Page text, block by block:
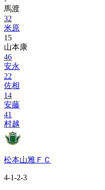
馬渡
32
米原
15
山本康
46
安永
22
佐相
14
安藤
41
村越
松本山雅ＦＣ
4-1-2-3